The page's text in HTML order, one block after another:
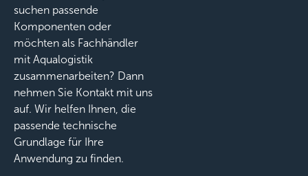
suchen passende
Komponenten oder
möchten als Fachhändler
mit Aqualogistik
zusammenarbeiten? Dann
nehmen Sie Kontakt mit uns
auf. Wir helfen Ihnen, die
passende technische
Grundlage für Ihre
Anwendung zu finden.